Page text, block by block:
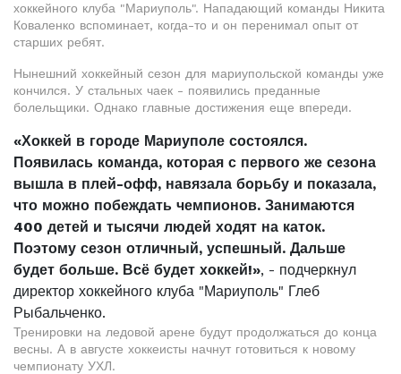
хоккейного клуба "Мариуполь". Нападающий команды Никита
Коваленко вспоминает, когда-то и он перенимал опыт от
старших ребят.
Нынешний хоккейный сезон для мариупольской команды уже
кончился. У стальных чаек - появились преданные
болельщики. Однако главные достижения еще впереди.
«Хоккей в городе Мариуполе состоялся.
Появилась команда, которая с первого же сезона
вышла в плей-офф, навязала борьбу и показала,
что можно побеждать чемпионов. Занимаются
400 детей и тысячи людей ходят на каток.
Поэтому сезон отличный, успешный. Дальше
будет больше. Всё будет хоккей!», - подчеркнул
директор хоккейного клуба "Мариуполь" Глеб
Рыбальченко.
Тренировки на ледовой арене будут продолжаться до конца
весны. А в августе хоккеисты начнут готовиться к новому
чемпионату УХЛ.